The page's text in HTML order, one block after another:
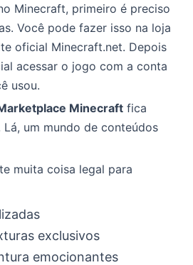
Minecraft, primeiro é preciso
Você pode fazer isso na loja
oficial Minecraft.net. Depois
acessar o jogo com a conta
usou.
Minecraft fica
um mundo de conteúdos
muita coisa legal para
exclusivos
emocionantes